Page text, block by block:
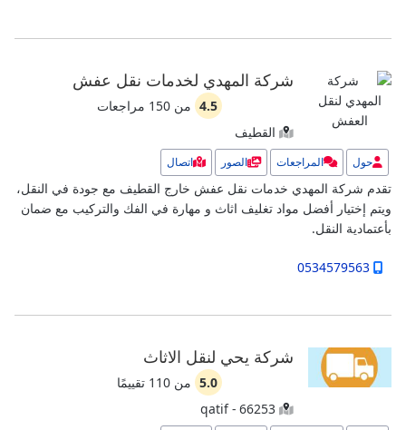
شركة المهدي لخدمات نقل عفش
4.5 من 150 مراجعات
القطيف
حول المراجعات الصور اتصال
تقدم شركة المهدي خدمات نقل عفش خارج القطيف مع جودة في النقل،
ويتم إختيار أفضل مواد تغليف اثاث و مهارة في الفك والتركيب مع ضمان
بأعتمادية النقل.
0534579563
شركة يحي لنقل الاثاث
5.0 من 110 تقييمًا
qatif - 66253